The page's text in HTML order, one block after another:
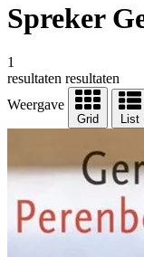
Spreker
1
resultaten resultaten
Weergave
Grid List